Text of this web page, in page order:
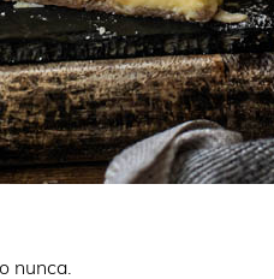
nunca.